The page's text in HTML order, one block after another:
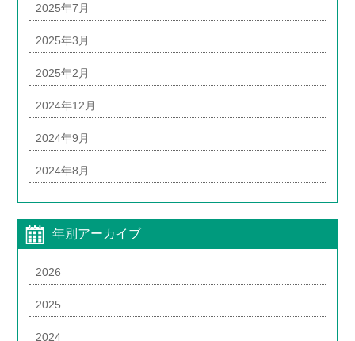
2025年7月
2025年3月
2025年2月
2024年12月
2024年9月
2024年8月
年別アーカイブ
2026
2025
2024